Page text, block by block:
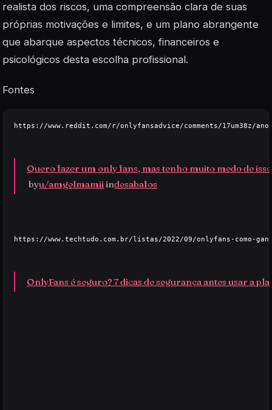
realista dos riscos, uma compreensão clara de suas
próprias motivações e limites, e um plano abrangente
que abarque aspectos técnicos, financeiros e
psicológicos desta escolha profissional.
Fontes
https://www.reddit.com/r/onlyfansadvice/comments/17um38z/
Quero fazer um only fans, mas tenho muito medo de
byu/amgelmamii indesabafos
https://www.techtudo.com.br/listas/2022/09/onlyfans-como-
OnlyFans é seguro? 7 dicas de segurança antes usar a